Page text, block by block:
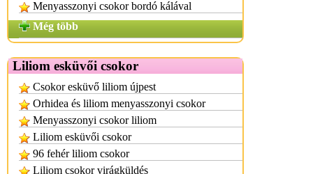
Menyasszonyi csokor bordó kálával
Még több
Liliom esküvői csokor
Csokor esküvő liliom újpest
Orhidea és liliom menyasszonyi csokor
Menyasszonyi csokor liliom
Liliom esküvői csokor
96 fehér liliom csokor
Liliom csokor virágküldés